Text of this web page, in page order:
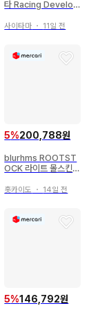
타 Racing Develop
사이타마 ・ 11일 전
5%200,788원
blurhms ROOTST
OCK 라이트 몰스킨
홋카이도 ・ 14일 전
5%146,792원